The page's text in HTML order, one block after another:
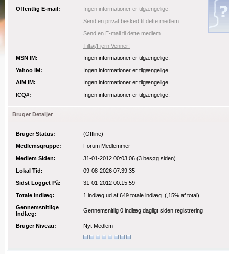
Offentlig E-mail:
Ingen informationer er tilgængelige.
Send en privat besked til dette medlem...
Send en E-mail til dette medlem...
Tilføj/Fjern Venner!
MSN IM:
Ingen informationer er tilgængelige.
Yahoo IM:
Ingen informationer er tilgængelige.
AIM IM:
Ingen informationer er tilgængelige.
ICQ#:
Ingen informationer er tilgængelige.
Bruger Detaljer
Bruger Status:
(Offline)
Medlemsgruppe:
Forum Medlemmer
Medlem Siden:
31-01-2012 00:03:06 (3 besøg siden)
Lokal Tid:
09-08-2026 07:39:35
Sidst Logget På:
31-01-2012 00:15:59
Totale Indlæg:
1 indlæg ud af 649 totale indlæg. (,15% af total)
Gennemsnitlige
Indlæg:
Gennemsnitlig 0 indlæg dagligt siden registrering
Bruger Niveau: Nyt Medlem